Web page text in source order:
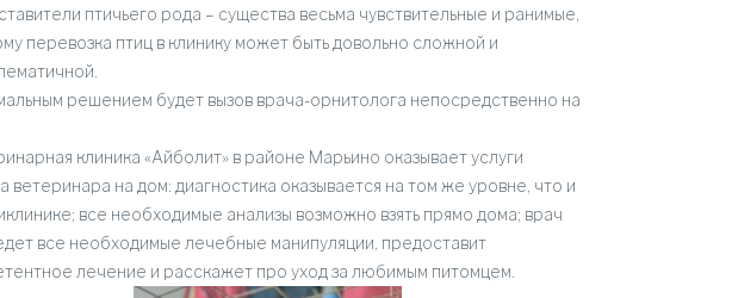
птичьего рода – существа весьма чувствительные и ранимые,
перевозка птиц в клинику может быть довольно сложной и
решением будет вызов врача-орнитолога непосредственно на
клиника «Айболит» в районе Марьино оказывает услуги
ветеринара на дом: диагностика оказывается на том же уровне, что и
все необходимые анализы возможно взять прямо дома; врач
все необходимые лечебные манипуляции, предоставит
лечение и расскажет про уход за любимым питомцем.